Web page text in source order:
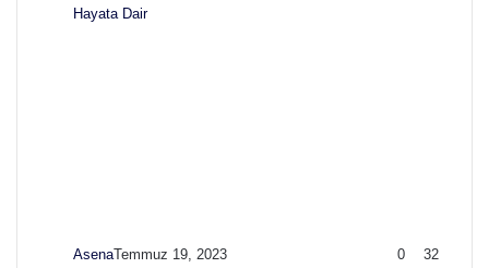
Hayata Dair
AsenaTemmuz 19, 2023 0 32